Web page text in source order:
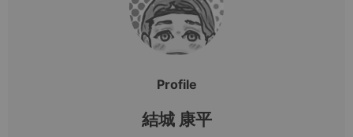
Profile
結城 康平